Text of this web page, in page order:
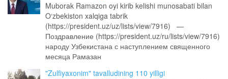
Muborak Ramazon oyi kirib kelishi munosabati bilan
O‘zbekiston xalqiga tabrik
(https://president.uz/uz/lists/view/7916) —
Поздравление (https://president.uz/ru/lists/view/7916)
народу Узбекистана с наступлением священного
месяца Рамазан
"Zulfiyaxonim" tavalludining 110 yilligi